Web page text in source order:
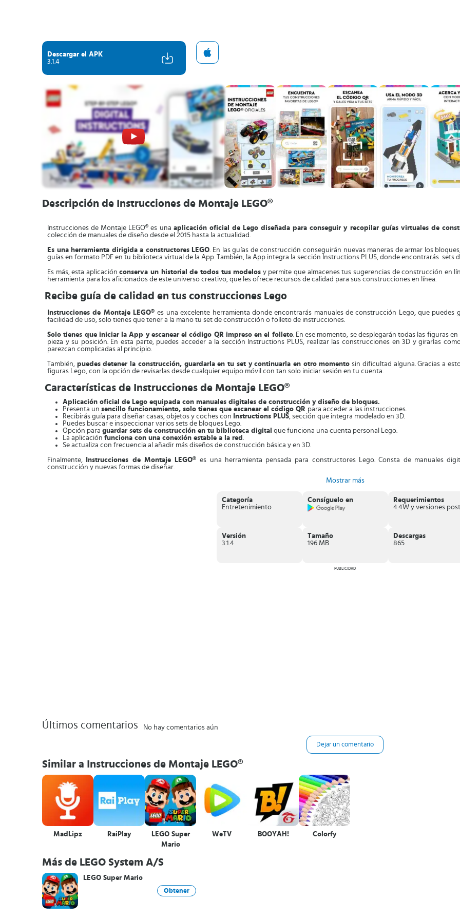
Descargar el APK
3.1.4
Descripción de Instrucciones de Montaje LEGO®
Instrucciones de Montaje LEGO® es una aplicación oficial de Lego diseñada para conseguir y recopilar guías virtuales de
colección de manuales de diseño desde el 2015 hasta la actualidad.
Es una herramienta dirigida a constructores LEGO. En las guías de construcción conseguirán nuevas maneras de armar los
guías en formato PDF en tu biblioteca virtual de la App. También, la App integra la sección Instructions PLUS, donde encontrarás sets
Es más, esta aplicaciónconserva un historial de todos tus modelos y permite que almacenes tus sugerencias de construcción en
herramienta para los aficionados de este universo creativo, que les ofrece recursos de calidad para sus construcciones en línea.
Recibe guía de calidad en tus construcciones Lego
Instrucciones de Montaje LEGO®es una excelente herramienta donde encontrarás manuales de construcción Lego, que
facilidad de uso, solo tienes que tener a la mano tu set de construcción o folleto de instrucciones.
Solo tienes que iniciar la App y escanear el código QR impreso en el folleto. En ese momento, se desplegarán todas las figuras
pieza y su posición. En esta parte, puedes acceder a la sección Instructions PLUS, realizar las construcciones en 3D y girarlas
parezcan complicadas al principio.
También, puedes detener la construcción, guardarla en tu set y continuarla en otro momento sin dificultad alguna. Gracias a
figuras Lego, con la opción de revisarlas desde cualquier equipo móvil con tan solo iniciar sesión en tu cuenta.
Características de Instrucciones de Montaje LEGO®
Aplicación oficial de Lego equipada con manuales digitales de construcción y diseño de bloques.
Presenta un sencillo funcionamiento, solo tienes que escanear el código QR para acceder a las instrucciones.
Recibirás guía para diseñar casas, objetos y coches con Instructions PLUS, sección que integra modelado en 3D.
Puedes buscar e inspeccionar varios sets de bloques Lego.
Opción para guardar sets de construcción en tu biblioteca digital que funciona una cuenta personal Lego.
La aplicación funciona con una conexión estable a la red .
Se actualiza con frecuencia al añadir más diseños de construcción básica y en 3D.
Finalmente, Instrucciones de Montaje LEGO®es una herramienta pensada para constructores Lego. Consta de manuales
construcción y nuevas formas de diseñar.
Mostrar más
Categoría
Entretenimiento
Consíguelo en
Requerimientos
Versión
3.1.4
Tamaño
196 MB
Descargas
865
PUBLICIDAD
Últimos comentarios No hay comentarios aún
Dejar un comentario
Similar a Instrucciones de Montaje LEGO®
MadLipz RaiPlay
LEGO Super
Mario
WeTV BOOYAH! Colorfy
Más de LEGO System A/S
LEGO Super Mario
Obtener